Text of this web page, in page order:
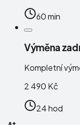
60 min
Výměna
Kompletní
2 490 Kč
24 hod